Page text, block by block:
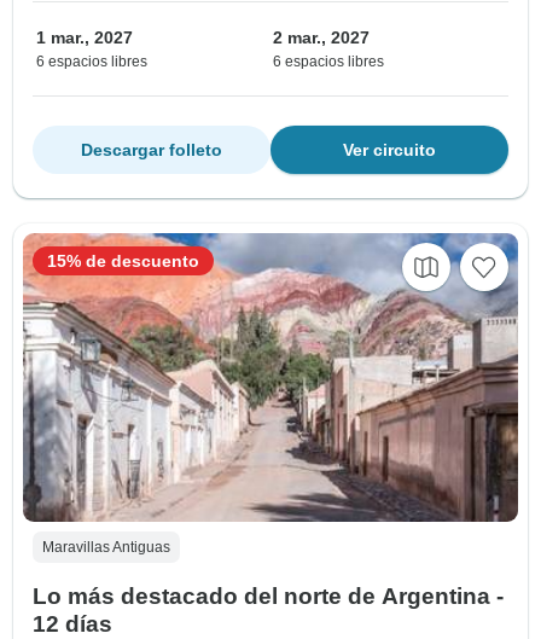
1 mar., 2027
6 espacios libres
2 mar., 2027
6 espacios libres
Ver circuito
Descargar folleto
Maravillas Antiguas
Lo más destacado del norte de Argentina -
12 días
15% de descuento